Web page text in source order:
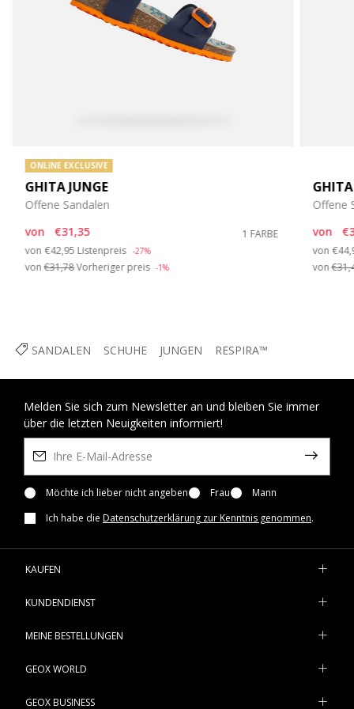
SANDALEN SCHUHE JUNGEN RESPIRA™
ONLINE EXCLUSIVE
GHITA JUNGE
Offene Sandalen
von
€31,35
1 FARBE
von Price reduced from
€42,95 to
Listenpreis -27%
von€31,78Vorheriger preis -1%
Offene
von
von
von
Melden Sie sich zum Newsletter an und bleiben Sie immer
über die letzten Neuigkeiten informiert!
Möchte ich lieber nicht angeben Frau
Mann
Ich habe die Datenschutzerklärung zur Kenntnis genommen.
KAUFEN
KUNDENDIENST
MEINE BESTELLUNGEN
GEOX WORLD
GEOX BUSINESS